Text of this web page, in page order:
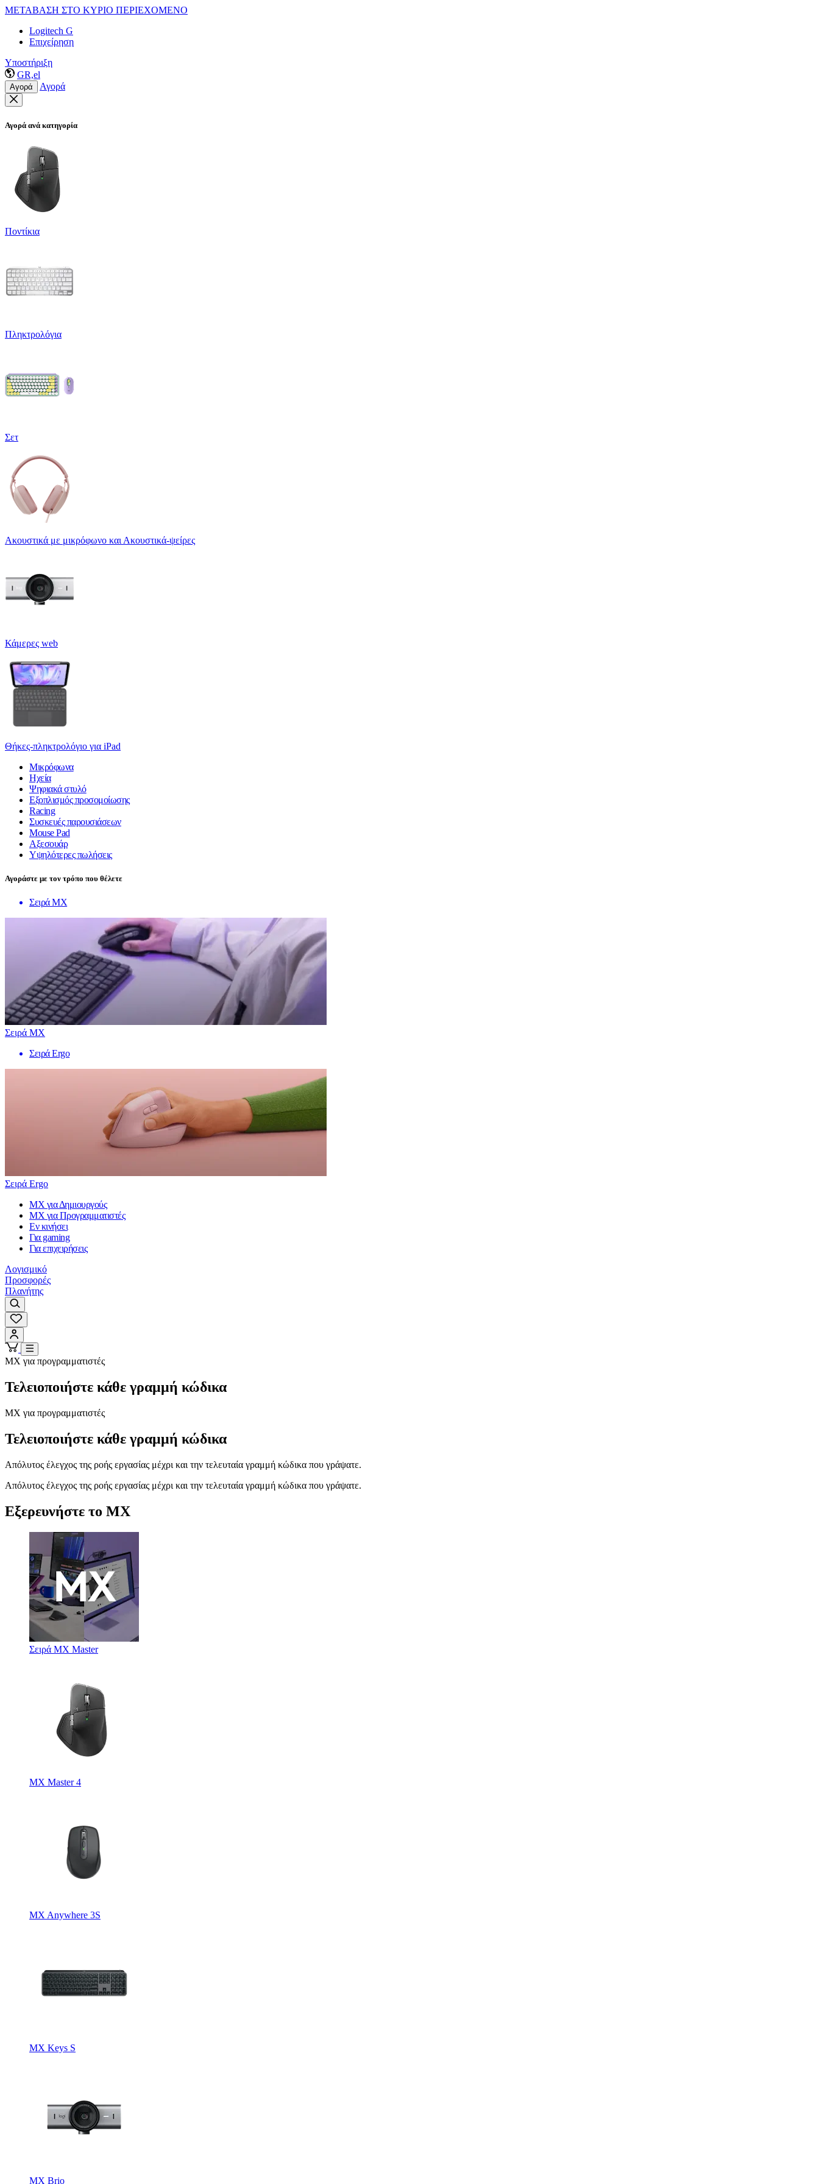
ΜΕΤΑΒΑΣΗ ΣΤΟ ΚΥΡΙΟ ΠΕΡΙΕΧΟΜΕΝΟ
Logitech G
Επιχείρηση
Υποστήριξη
GR,el
Αγορά Αγορά
Αγορά ανά κατηγορία
Ποντίκια
Πληκτρολόγια
Σετ
Ακουστικά με μικρόφωνο και Ακουστικά-ψείρες
Κάμερες web
Θήκες-πληκτρολόγιο για iPad
Μικρόφωνα
Ηχεία
Ψηφιακά στυλό
Εξοπλισμός προσομοίωσης
Racing
Συσκευές παρουσιάσεων
Mouse Pad
Αξεσουάρ
Υψηλότερες πωλήσεις
Αγοράστε με τον τρόπο που θέλετε
Σειρά MX
Σειρά MX
Σειρά Ergo
Σειρά Ergo
MX για Δημιουργούς
MX για Προγραμματιστές
Εν κινήσει
Για gaming
Για επιχειρήσεις
Λογισμικό
Προσφορές
Πλανήτης
MX για προγραμματιστές
Τελειοποιήστε κάθε γραμμή κώδικα
MX για προγραμματιστές
Τελειοποιήστε κάθε γραμμή κώδικα
Απόλυτος έλεγχος της ροής εργασίας μέχρι και την τελευταία γραμμή κώδικα που γράψατε.
Απόλυτος έλεγχος της ροής εργασίας μέχρι και την τελευταία γραμμή κώδικα που γράψατε.
Εξερευνήστε το MX
Σειρά MX Master
MX Master 4
MX Anywhere 3S
MX Keys S
MX Brio